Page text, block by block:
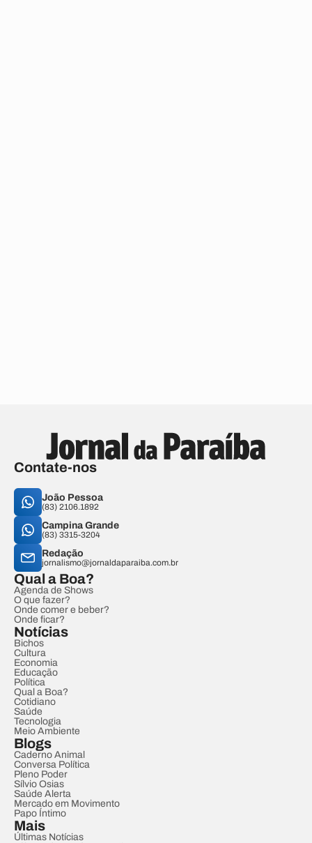
Contate-nos
João Pessoa
(83) 2106.1892
Campina Grande
(83) 3315-3204
Redação
jornalismo@jornaldaparaiba.com.br
Qual a Boa?
Agenda de Shows
O que fazer?
Onde comer e beber?
Onde ficar?
Notícias
Bichos
Cultura
Economia
Educação
Política
Qual a Boa?
Cotidiano
Saúde
Tecnologia
Meio Ambiente
Blogs
Caderno Animal
Conversa Política
Pleno Poder
Sílvio Osias
Saúde Alerta
Mercado em Movimento
Papo Íntimo
Mais
Últimas Notícias